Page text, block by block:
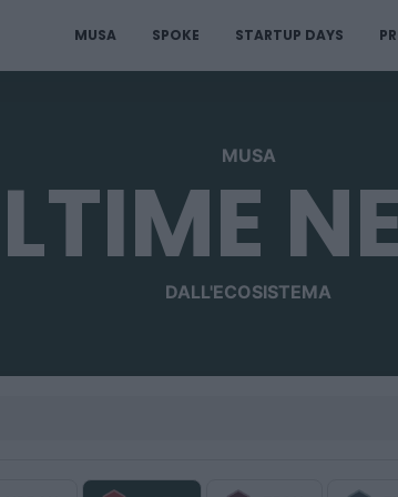
MUSA SPOKE STARTUP DAYS
MUSA
DALL'ECOSISTEMA